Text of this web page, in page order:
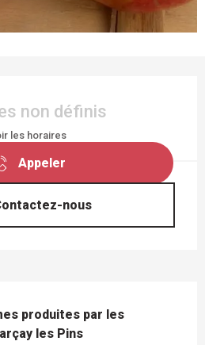
non définis
les horaires
Appeler
nous
produites par les
les Pins